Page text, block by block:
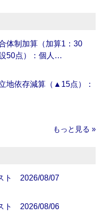
体制加算（加算1：30
50点）：個人…
地依存減算（▲15点）：
もっと見る »
ト 2026/08/07
ト 2026/08/06